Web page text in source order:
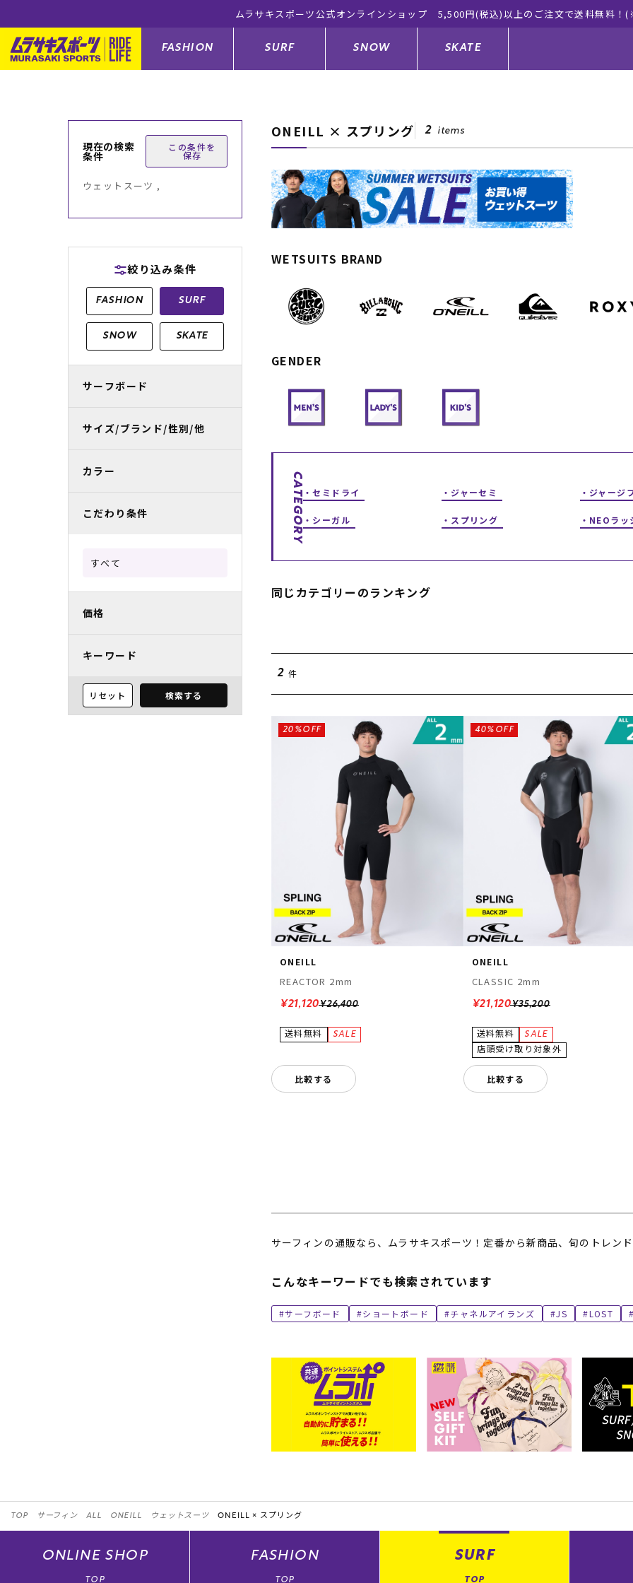
ムラサキスポーツ公式オンラインショップ 新作続
FASHION
アウター/ジャケット トップス
シューズ サンダル
バッグ
メンズ水着 メンズラッシュガード
レディースラッシュガード レディースフィットネス
SURF
サーフボード ウェットスーツ
サーフボードメンテナンスグッズ キッズサーフィン
ボディーボード
GO ボディーボード 中古/アウトレット サーフボード
SNOW
スノーボード板 バインディング
スノーボードセット スノーボードウェア
スノーボードゴーグル
キッズスノーボードセット スノーボードグッズ
スノーボード レンタル リフト電子チケット
中古/アウトレット スノーウェア
SKATE
スケートボード キッズスケートボード
スケートボードグッズ
スケートボードメンテナンスグッ
ズ
GO スケートセット
ONEILL × スプリング 2 items
WETSUITS BRAND
GENDER
CATEGORY セミドライ ジャーセミ ジャージ
シーガル スプリング NEOラッ
同じカテゴリーのランキング
2 件
ONEILL
REACTOR 2mm
¥26,400
20%OFF
¥21,120
比較する
ONEILL
CLASSIC 2mm
¥35,200
40%OFF
¥21,120
比較する
サーフィンの通販なら、ムラサキスポーツ！定番から新商品、旬のトレン
こんなキーワードでも検索されています
サーフボード ショートボード チャネルアイランズ JS LOST
現在の検索
条件
この条件を
保存
ウェットスーツ ,
絞り込み条件
FASHION SURF
SNOW SKATE
サーフボード
サイズ/ブランド/性別/他
カラー
こだわり条件
すべて
価格
キーワード
リセット 検索する
TOP サーフィン ALL ONEILL ウェットスーツ ONEILL × スプリング
ONLINE SHOP
TOP
FASHION
TOP
SURF
TOP